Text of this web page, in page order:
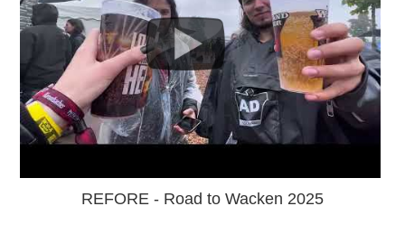
REFORE - Road to Wacken 2025